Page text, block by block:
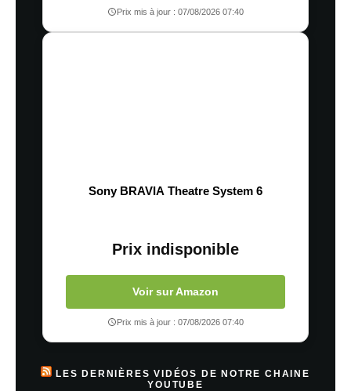
Prix mis à jour : 07/08/2026 07:40
Sony BRAVIA Theatre System 6
Prix indisponible
Voir sur Amazon
Prix mis à jour : 07/08/2026 07:40
LES DERNIÈRES VIDÉOS DE NOTRE CHAINE
YOUTUBE